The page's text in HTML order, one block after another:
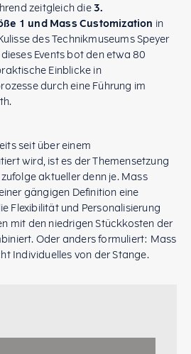
zeitgleich die3.
1 und Mass Customization in
des Technikmuseums Speyer
Events bot den etwa 80
Einblicke in
durch eine Führung im
seit über einem
wird, ist es der Themensetzung
aktueller denn je. Mass
gängigen Definition eine
Flexibilität und Personalisierung
mit den niedrigen Stückkosten der
Oder anders formuliert: Mass
Individuelles von der Stange.